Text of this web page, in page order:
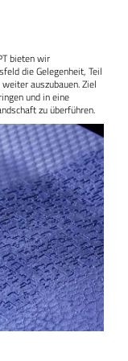
bieten wir
die Gelegenheit, Teil
auszubauen. Ziel
und in eine
zu überführen.